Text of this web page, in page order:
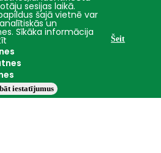
Iepirkumi
Nāc studēt
sesijas laikā.
šajā vietnē var
un
Sīkāka informācija
Šeit
iestatījumus